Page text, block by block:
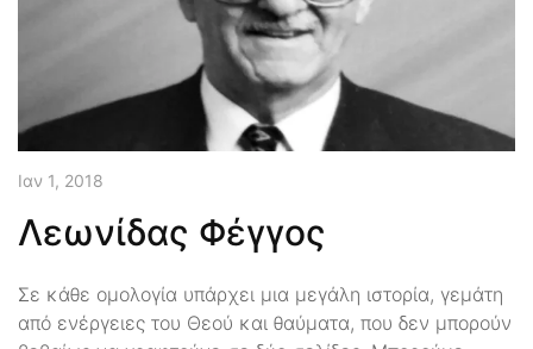
Ιαν 1, 2018
Λεωνίδας Φέγγος
Σε κάθε ομολογία υπάρχει μια μεγάλη ιστορία, γεμάτη
από ενέργειες του Θεού και θαύματα, που δεν μπορούν